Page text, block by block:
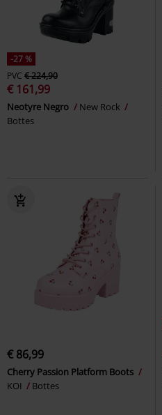
-27 %
PVC € 224,90
€ 161,99
Neotyre Negro
New Rock
Bottes
€ 86,99
Cherry Passion Platform Boots
KOI
Bottes